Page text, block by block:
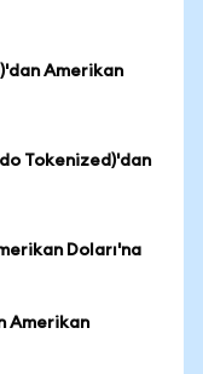
Amerikan
Tokenized)'dan
Doları'na
Amerikan